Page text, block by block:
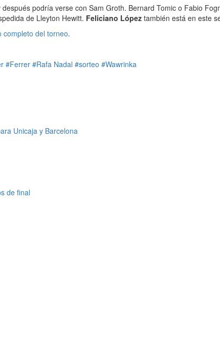
podría verse con Sam Groth. Bernard Tomic o Fabio
de Lleyton Hewitt. Feliciano López también está en este
completo del torneo.
#Ferrer #Rafa Nadal #sorteo #Wawrinka
Unicaja y Barcelona
de final